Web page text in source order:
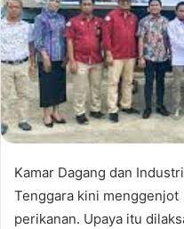
Kamar Dagang dan
Tenggara kini
perikanan. Upaya itu